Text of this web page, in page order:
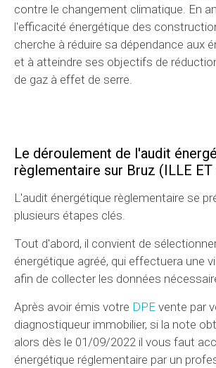
contre le changement climatique. En
l'efficacité énergétique des
cherche à réduire sa dépendance aux
et à atteindre ses objectifs de
de gaz à effet de serre.
Le déroulement de l'audit
règlementaire sur Bruz (ILLE
L'audit énergétique règlementaire se
plusieurs étapes clés.
Tout d'abord, il convient de
énergétique agréé, qui effectuera une
afin de collecter les données
Après avoir émis votre DPE vente par
diagnostiqueur immobilier, si la note
alors dès le 01/09/2022 il vous faut
énergétique réglementaire par un